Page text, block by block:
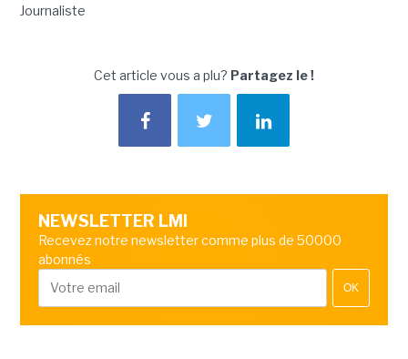
Journaliste
Cet article vous a plu? Partagez le !
NEWSLETTER LMI
Recevez notre newsletter comme plus de 50000
abonnés
OK